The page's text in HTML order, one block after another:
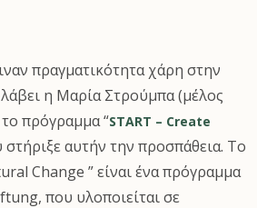
πραγματικότητα χάρη στην
η Μαρία Στρούμπα (μέλος
πρόγραμμα “START – Create
στήριξε αυτήν την προσπάθεια. Το
Change ” είναι ένα πρόγραμμα
που υλοποιείται σε